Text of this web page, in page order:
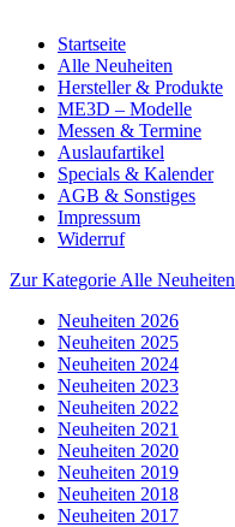
Startseite
Alle Neuheiten
Hersteller & Produkte
ME3D – Modelle
Messen & Termine
Auslaufartikel
Specials & Kalender
AGB & Sonstiges
Impressum
Widerruf
Zur Kategorie Alle Neuheiten
Neuheiten 2026
Neuheiten 2025
Neuheiten 2024
Neuheiten 2023
Neuheiten 2022
Neuheiten 2021
Neuheiten 2020
Neuheiten 2019
Neuheiten 2018
Neuheiten 2017